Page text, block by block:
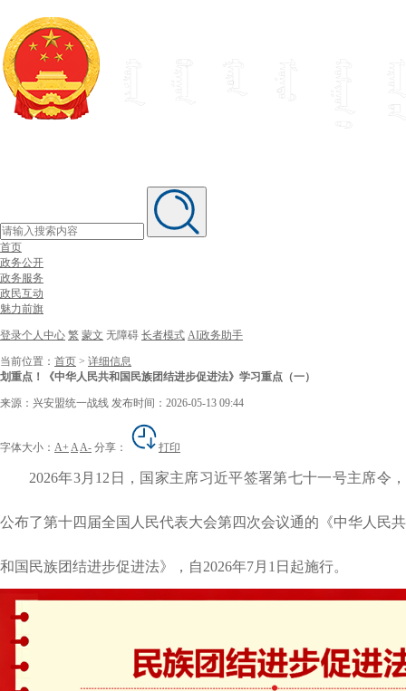
首页
政务公开
政务服务
政民互动
魅力前旗
登录个人中心 繁 蒙文 无障碍 长者模式 AI政务助手
当前位置： 首页 > 详细信息
划重点！《中华人民共和国民族团结进步促进法》学习重点（一）
来源：兴安盟统一战线 发布时间：2026-05-13 09:44
字体大小： A+ AA- 分享： 打印
2026年3月12日，国家主席习近平签署第七十一号主席令，
公布了第十四届全国人民代表大会第四次会议通的《中华人民共
和国民族团结进步促进法》，自2026年7月1日起施行。